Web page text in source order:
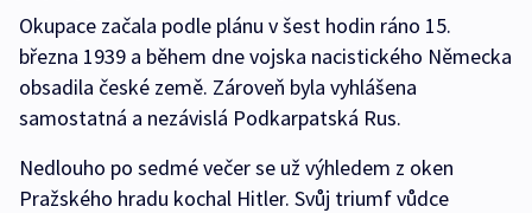
Okupace začala podle plánu v šest hodin ráno 15.
března 1939 a během dne vojska nacistického Německa
obsadila české země. Zároveň byla vyhlášena
samostatná a nezávislá Podkarpatská Rus.
Nedlouho po sedmé večer se už výhledem z oken
Pražského hradu kochal Hitler. Svůj triumf vůdce